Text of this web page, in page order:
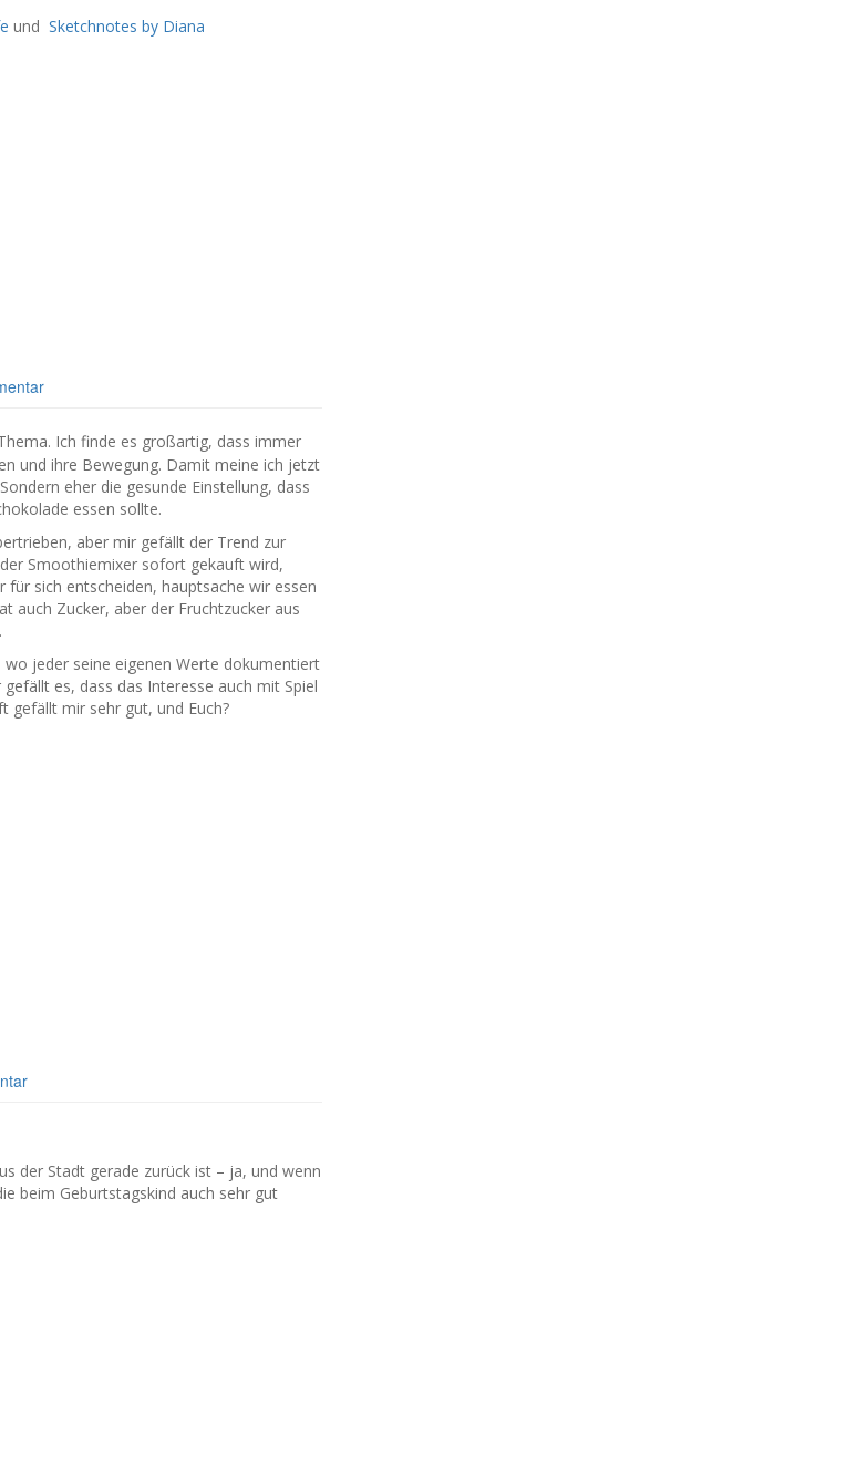
und Sketchnotes by Diana
Ich finde es großartig, dass immer
und ihre Bewegung. Damit meine ich jetzt
eher die gesunde Einstellung, dass
essen sollte.
aber mir gefällt der Trend zur
Smoothiemixer sofort gekauft wird,
sich entscheiden, hauptsache wir essen
auch Zucker, aber der Fruchtzucker aus
jeder seine eigenen Werte dokumentiert
es, dass das Interesse auch mit Spiel
gefällt mir sehr gut, und Euch?
der Stadt gerade zurück ist – ja, und wenn
beim Geburtstagskind auch sehr gut